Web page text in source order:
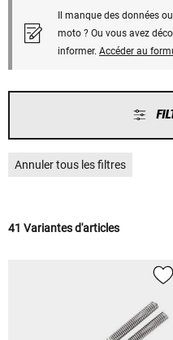
Il manque des données
moto ? Ou vous avez
informer. Accéder au
Annuler tous les filtres
41 Variantes d'articles